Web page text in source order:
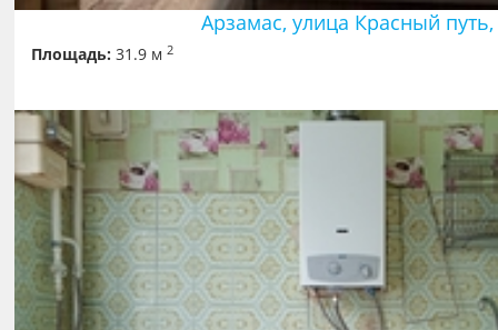
Арзамас, улица Красный
Площадь: 31.9 м2